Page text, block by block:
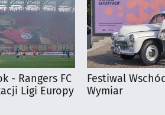
- Rangers FC
Ligi Europy
Festiwal
Wymiar